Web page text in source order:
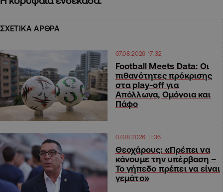
ΣΧΕΤΙΚΑ ΑΡΘΡΑ
07.08.2026 17:32
Football Meets Data: Οι
πιθανότητες πρόκρισης
στα play-off για
Απόλλωνα, Ομόνοια και
Πάφο
07.08.2026 11:36
Θεοχάρους: «Πρέπει να
κάνουμε την υπέρβαση –
Το γήπεδο πρέπει να είναι
γεμάτο»